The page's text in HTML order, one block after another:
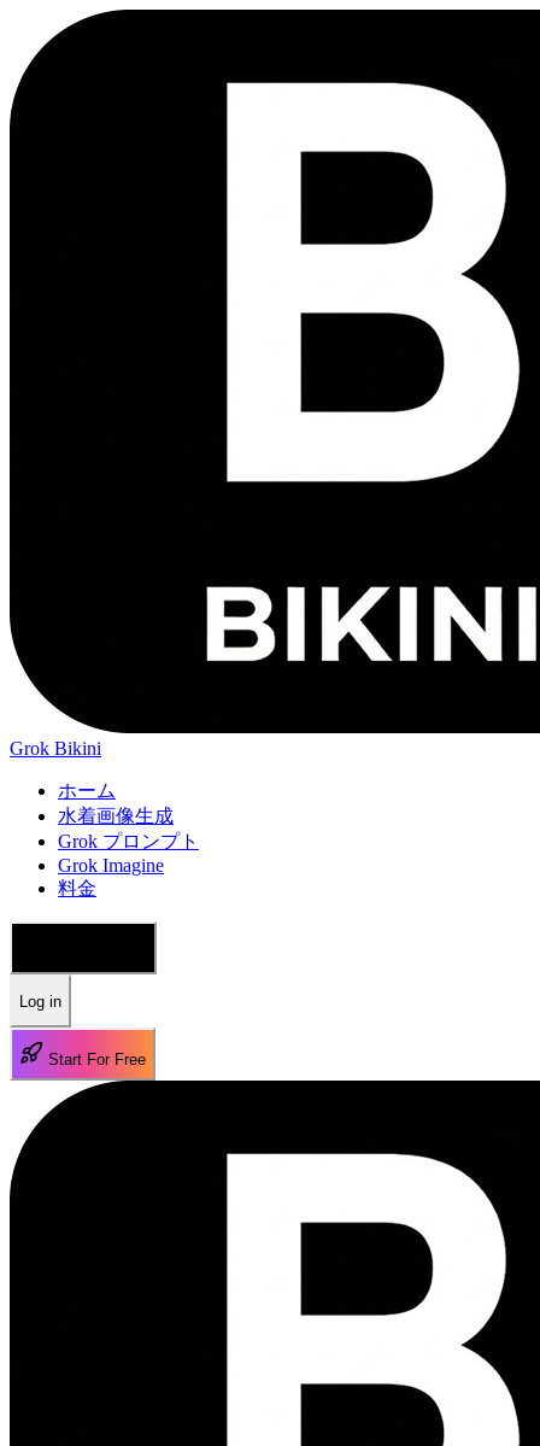
Grok Bikini
ホーム
水着画像生成
Grok プロンプト
Grok Imagine
料金
Log in
Start For Free